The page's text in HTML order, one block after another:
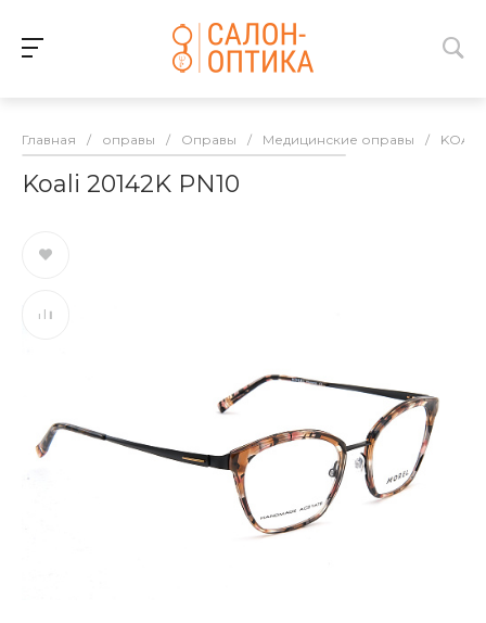
Главная / оправы / Оправы / Медицинские оправы / KOALI
Koali 20142K PN10